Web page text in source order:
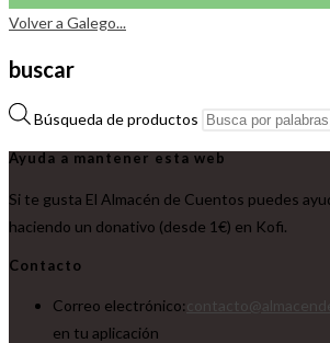
Volver a Galego...
buscar
Búsqueda de productos
Ayuda a mantener esta web
Si te gusta El Almacén de Cuentos puedes
haciendo un donativo (desde 1€) en Kofi.
Contacto
Correo electrónico:
en tu aplicación